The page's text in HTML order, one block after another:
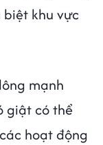
khu vực
mạnh
giật có thể
hoạt động